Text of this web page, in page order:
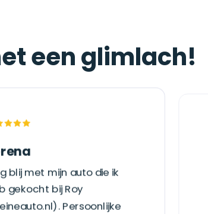
een glimlach!
blij met mijn auto die ik
gekocht bij Roy
Persoonlijke